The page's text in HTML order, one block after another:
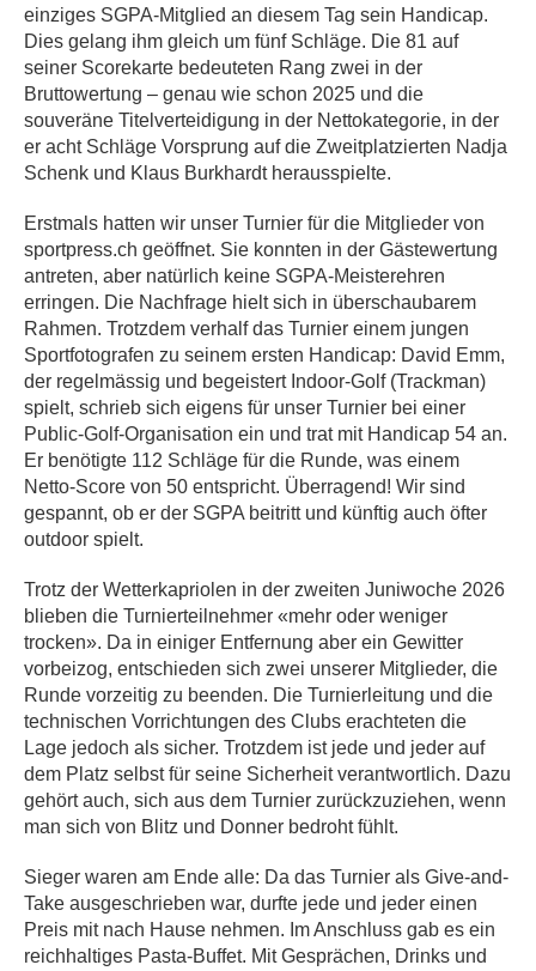
einziges SGPA-Mitglied an diesem Tag sein Handicap.
Dies gelang ihm gleich um fünf Schläge. Die 81 auf
seiner Scorekarte bedeuteten Rang zwei in der
Bruttowertung – genau wie schon 2025 und die
souveräne Titelverteidigung in der Nettokategorie, in der
er acht Schläge Vorsprung auf die Zweitplatzierten Nadja
Schenk und Klaus Burkhardt herausspielte.
Erstmals hatten wir unser Turnier für die Mitglieder von
sportpress.ch geöffnet. Sie konnten in der Gästewertung
antreten, aber natürlich keine SGPA-Meisterehren
erringen. Die Nachfrage hielt sich in überschaubarem
Rahmen. Trotzdem verhalf das Turnier einem jungen
Sportfotografen zu seinem ersten Handicap: David Emm,
der regelmässig und begeistert Indoor-Golf (Trackman)
spielt, schrieb sich eigens für unser Turnier bei einer
Public-Golf-Organisation ein und trat mit Handicap 54 an.
Er benötigte 112 Schläge für die Runde, was einem
Netto-Score von 50 entspricht. Überragend! Wir sind
gespannt, ob er der SGPA beitritt und künftig auch öfter
outdoor spielt.
Trotz der Wetterkapriolen in der zweiten Juniwoche 2026
blieben die Turnierteilnehmer «mehr oder weniger
trocken». Da in einiger Entfernung aber ein Gewitter
vorbeizog, entschieden sich zwei unserer Mitglieder, die
Runde vorzeitig zu beenden. Die Turnierleitung und die
technischen Vorrichtungen des Clubs erachteten die
Lage jedoch als sicher. Trotzdem ist jede und jeder auf
dem Platz selbst für seine Sicherheit verantwortlich. Dazu
gehört auch, sich aus dem Turnier zurückzuziehen, wenn
man sich von Blitz und Donner bedroht fühlt.
Sieger waren am Ende alle: Da das Turnier als Give-and-
Take ausgeschrieben war, durfte jede und jeder einen
Preis mit nach Hause nehmen. Im Anschluss gab es ein
reichhaltiges Pasta-Buffet. Mit Gesprächen, Drinks und